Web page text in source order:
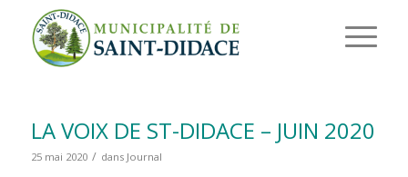
LA VOIX DE ST-DIDACE – JUIN 2020
25 mai 2020 / dans Journal